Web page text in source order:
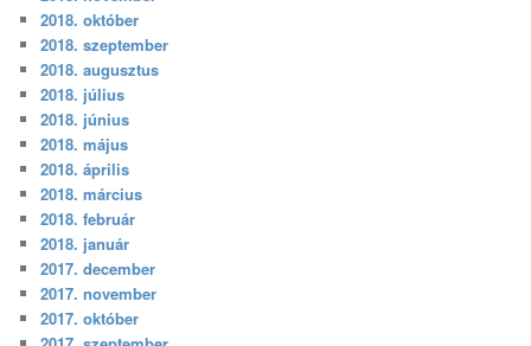
2018. október
2018. szeptember
2018. augusztus
2018. július
2018. június
2018. május
2018. április
2018. március
2018. február
2018. január
2017. december
2017. november
2017. október